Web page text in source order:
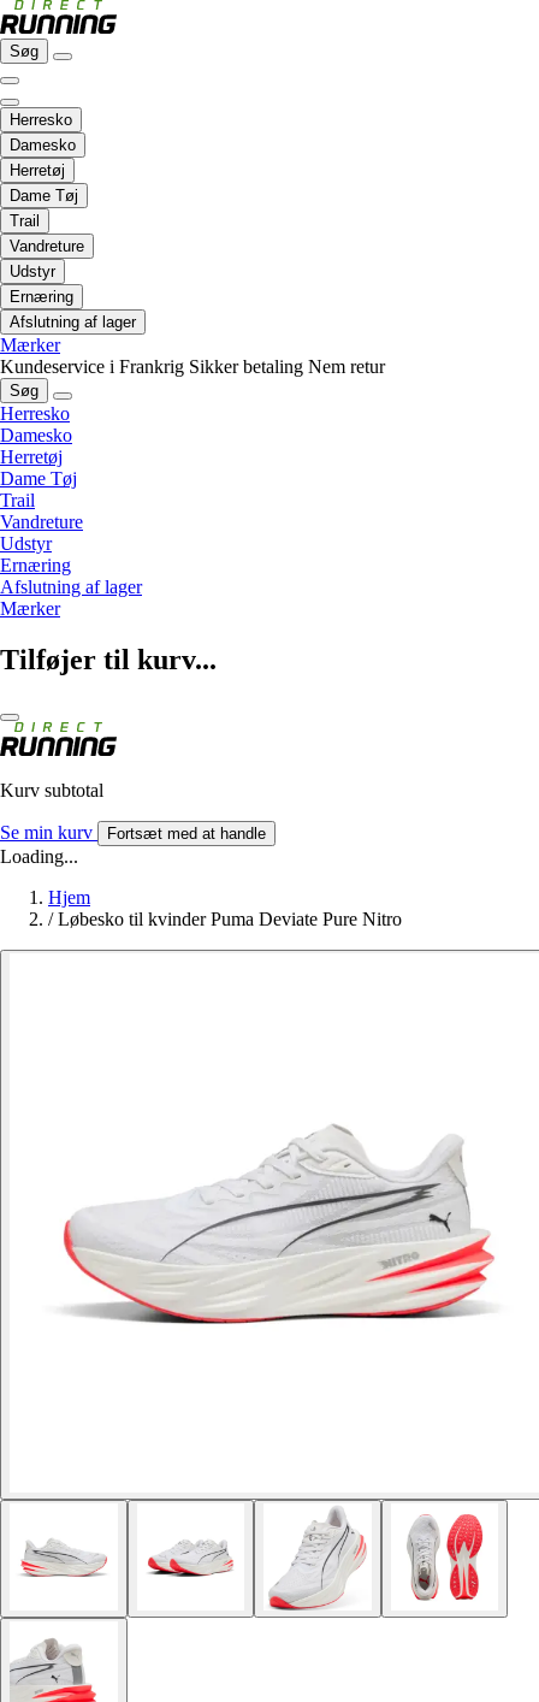
Søg
Herresko
Damesko
Herretøj
Dame Tøj
Trail
Vandreture
Udstyr
Ernæring
Afslutning af lager
Mærker
Kundeservice i Frankrig Sikker betaling Nem retur
Søg
Herresko
Damesko
Herretøj
Dame Tøj
Trail
Vandreture
Udstyr
Ernæring
Afslutning af lager
Mærker
Tilføjer til kurv...
Kurv subtotal
Se min kurv Fortsæt med at handle
Loading...
Hjem
/ Løbesko til kvinder Puma Deviate Pure Nitro